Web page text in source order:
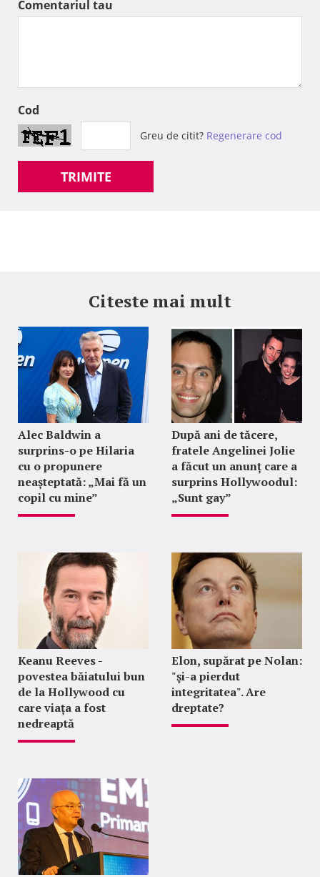
Comentariul tau
Cod
Greu de citit? Regenerare cod
TRIMITE
Citeste mai mult
Alec Baldwin a
surprins-o pe Hilaria
cu o propunere
neașteptată: „Mai fă un
copil cu mine”
După ani de tăcere,
fratele Angelinei Jolie
a făcut un anunț care a
surprins Hollywoodul:
„Sunt gay”
Keanu Reeves -
povestea băiatului bun
de la Hollywood cu
care viața a fost
nedreaptă
Elon, supărat pe Nolan:
"şi-a pierdut
integritatea". Are
dreptate?